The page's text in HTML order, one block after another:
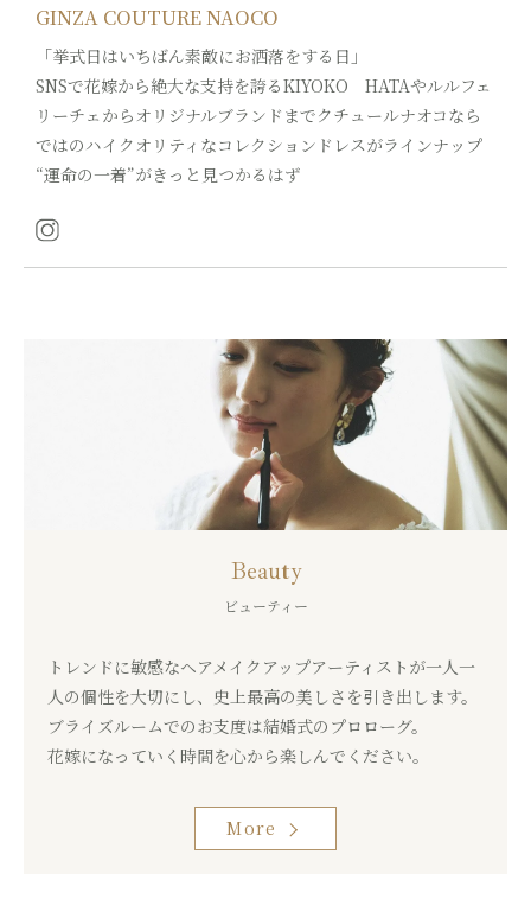
GINZA COUTURE NAOCO
「挙式日はいちばん素敵にお洒落をする日」
SNSで花嫁から絶大な支持を誇るKIYOKO HATAやルルフェ
リーチェからオリジナルブランドまでクチュールナオコなら
ではのハイクオリティなコレクションドレスがラインナップ
“運命の一着”がきっと見つかるはず
Beauty
ビューティー
トレンドに敏感なヘアメイクアップアーティストが一人一
人の個性を大切にし、史上最高の美しさを引き出します。
ブライズルームでのお支度は結婚式のプロローグ。
花嫁になっていく時間を心から楽しんでください。
More